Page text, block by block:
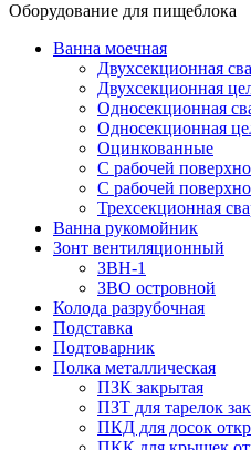
Оборудование для пищеблока
Ванна моечная
Двухсекционная
Двухсекционная
Односекционная
Односекционная
Оцинкованные
С рабочей
С рабочей
Трехсекционная
Ванна рукомойник
Зонт вентиляционный
ЗВН-1
ЗВО островной
Колода разрубочная
Подставка
Подтоварник
Полка металлическая
ПЗК закрытая
ПЗТ для тарелок
ПКД для досок